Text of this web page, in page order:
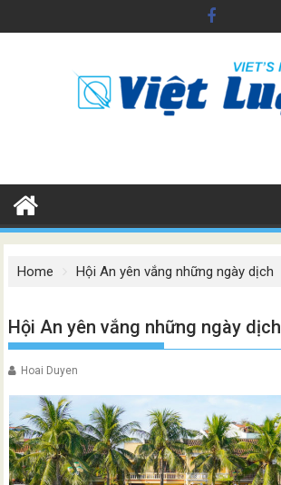
to
Home Hội An yên vắng những ngày dịch
Hội An yên vắng những ngày dịch
Hoai Duyen